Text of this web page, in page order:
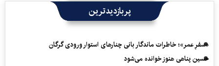
پربازدیدترین
«سفرِ عمر»؛ خاطرات ماندگار بانی چنارهای استوار ورودی گرگان
حسین پناهی هنوز خوانده می‌شود